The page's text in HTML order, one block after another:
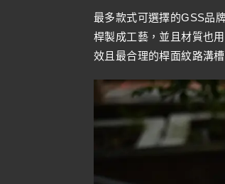
最多款式可選擇的GSS品
桿製成工藝，並且材質也
效且最合理的桿面紋路溝槽